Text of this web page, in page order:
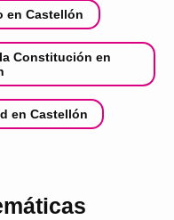
en Castellón
Constitución en
en Castellón